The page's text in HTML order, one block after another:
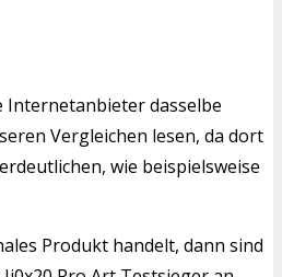
Internetanbieter dasselbe
Vergleichen lesen, da dort
wie beispielsweise
Produkt handelt, dann sind